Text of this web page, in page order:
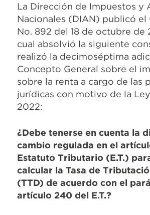
La Dirección de Impuestos y
Nacionales (DIAN) publicó el
No. 892 del 18 de octubre de
cual absolvió la siguiente
realizó la decimoséptima
Concepto General sobre el
sobre la renta a cargo de las
jurídicas con motivo de la
2022:
¿Debe tenerse en cuenta la
cambio regulada en el
Estatuto Tributario (E.T.)
calcular la Tasa de
(TTD) de acuerdo con el
artículo 240 del E.T.?